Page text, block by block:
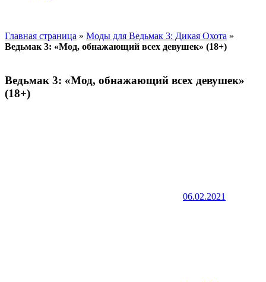
Главная страница » Моды для Ведьмак 3: Дикая Охота »
Ведьмак 3: «Мод, обнажающий всех девушек» (18+)
Ведьмак 3: «Мод, обнажающий всех девушек»
(18+)
06.02.2021